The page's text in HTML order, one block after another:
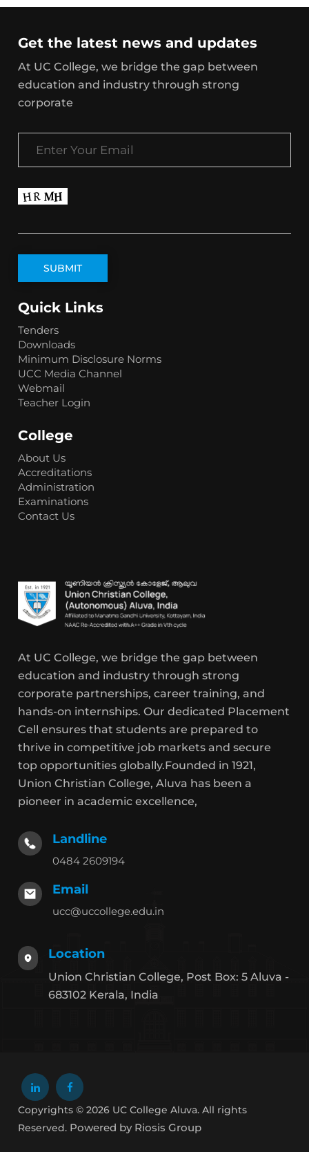
Get the latest news and updates
At UC College, we bridge the gap between
education and industry through strong
corporate
Quick Links
Tenders
Downloads
Minimum Disclosure Norms
UCC Media Channel
Webmail
Teacher Login
College
About Us
Accreditations
Administration
Examinations
Contact Us
At UC College, we bridge the gap between
education and industry through strong
corporate partnerships, career training, and
hands-on internships. Our dedicated Placement
Cell ensures that students are prepared to
thrive in competitive job markets and secure
top opportunities globally.Founded in 1921,
Union Christian College, Aluva has been a
pioneer in academic excellence,
Landline
0484 2609194
Email
ucc@uccollege.edu.in
Location
Union Christian College, Post Box: 5 Aluva -
683102 Kerala, India
Copyrights © 2026 UC College Aluva. All rights
Reserved. Powered by Riosis Group